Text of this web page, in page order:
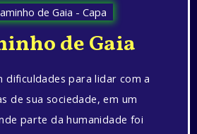
de Gaia
dificuldades para lidar com a
de sua sociedade, em um
parte da humanidade foi